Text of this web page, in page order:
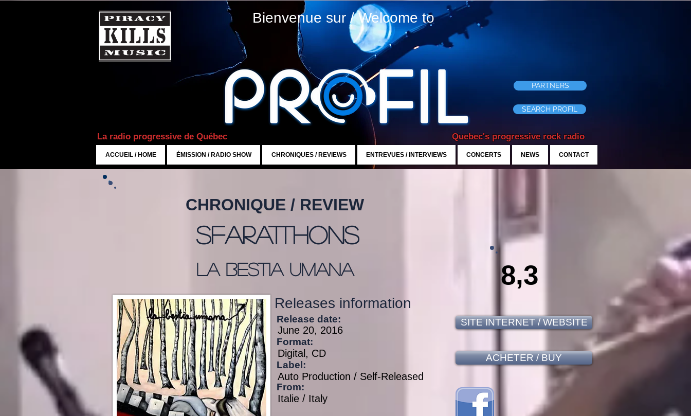
Bienvenue sur / Welcome to
Quebec's progressive rock radio
La radio progressive de Québec
SEARCH PROFIL
PARTNERS
ACCUEIL / HOME ÉMISSION / RADIO SHOW CHRONIQUES / REVIEWS ENTREVUES / INTERVIEWS CONCERTS NEWS CONTACT
CHRONIQUE / REVIEW
Sfaratthons
La Bestia Umana
Releases information
Release date:
June 20, 2016
Format:
Digital, CD
Label:
From:
Auto Production / Self-Released
Italie / Italy
8,3
SITE INTERNET / WEBSITE
ACHETER / BUY